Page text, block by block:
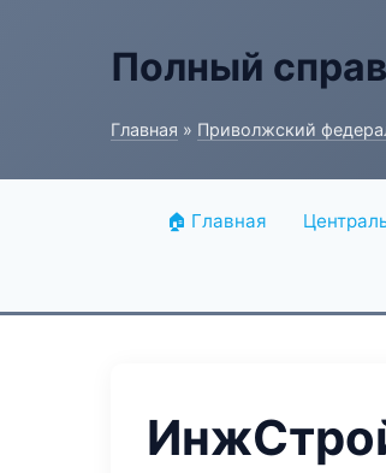
Полный
Главная » Приволжский
🏠 Главная